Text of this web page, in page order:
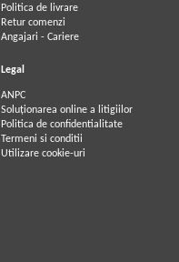
Politica de livrare
Retur comenzi
Angajari - Cariere
Legal
ANPC
Soluționarea online a litigiilor
Politica de confidentialitate
Termeni si conditii
Utilizare cookie-uri